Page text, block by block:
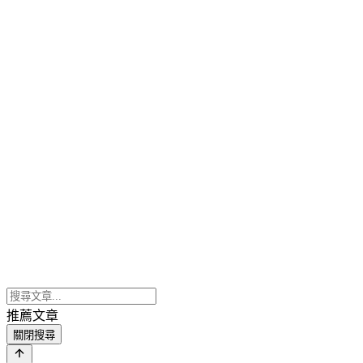
推薦文章
關閉搜尋